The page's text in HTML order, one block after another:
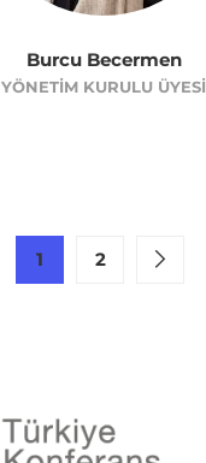
Burcu Becermen
YÖNETIM KURULU ÜYESI
1 2